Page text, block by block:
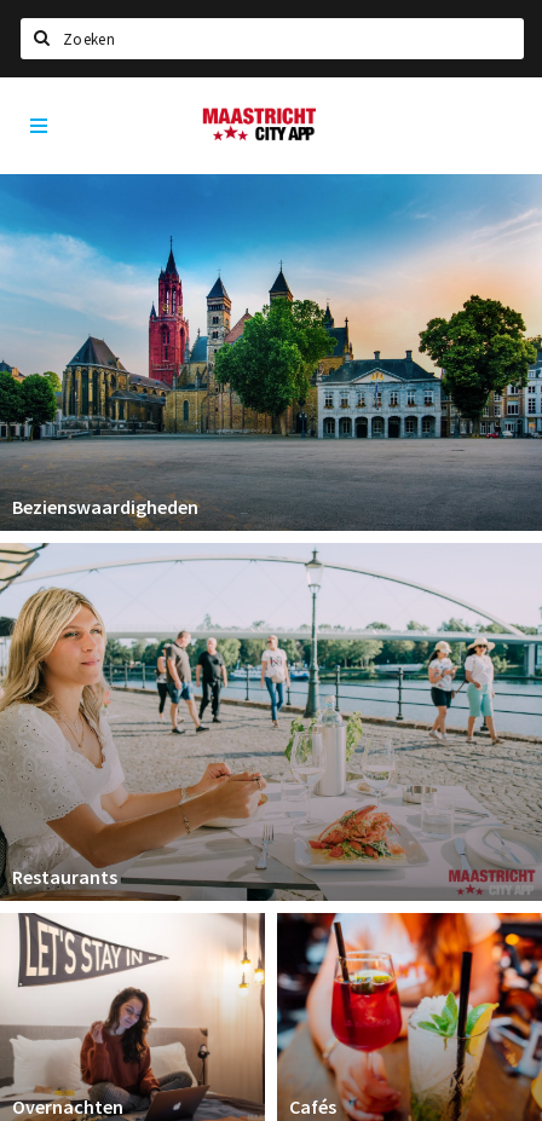
Home
Agenda
Party pics
Nieuws, interviews & blogs
Eten
Drinken
Slapen
Recreatief
Winkels
Winkelgebieden
Parkeren
Bezienswaardigheden
Musea, theaters & podia
Uitjes & activiteiten
Toeristische routes
Natuurgebieden
Baroniepoorten
Sport
Andere City Apps
Inloggen
Maastricht
City
Bezienswaardigheden
Restaurants
Overnachten Cafés